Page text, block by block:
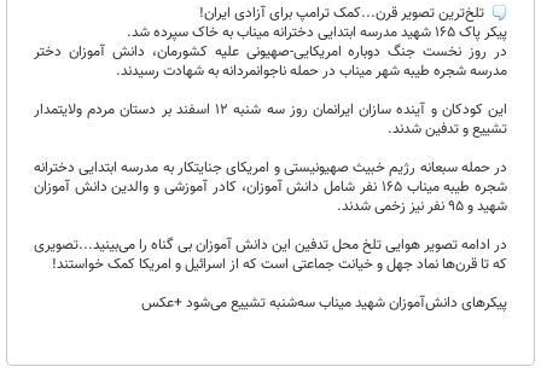
تلخ‌ترین تصویر قرن...کمک ترامپ برای آزادی ایران!
پیکر پاک ۱۶۵ شهید مدرسه ابتدایی دخترانه میناب به خاک سپرده شد.
در روز نخست جنگ دوباره امریکایی-صهیونی علیه کشورمان، دانش آموزان دختر
مدرسه شجره طیبه شهر میناب در حمله ناجوانمردانه به شهادت رسیدند.
این کودکان و آینده سازان ایرانمان روز سه شنبه ۱۲ اسفند بر دستان مردم ولایتمدار
تشییع و تدفین شدند.
در حمله سبعانه رژیم خبیث صهیونیستی و امریکای جنایتکار به مدرسه ابتدایی دخترانه
شجره طیبه میناب ۱۶۵ نفر شامل دانش آموزان، کادر آموزشی و والدین دانش آموزان
شهید و ۹۵ نفر نیز زخمی شدند.
در ادامه تصویر هوایی تلخ محل تدفین این دانش آموزان بی گناه را می‌بینید...تصویری
که تا قرن‌ها نماد جهل و خیانت جماعتی است که از اسرائیل و امریکا کمک خواستند!
پیکرهای دانش‌آموزان شهید میناب سه‌شنبه تشییع می‌شود +عکس